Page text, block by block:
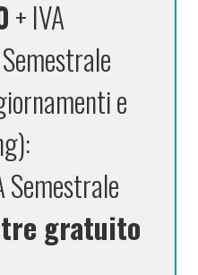
+ IVA
e
Semestrale
gratuito